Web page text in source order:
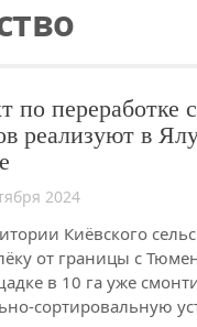
по переработке
реализуют в
2024
Киёвского
от границы с
в 10 га уже
сортировальную